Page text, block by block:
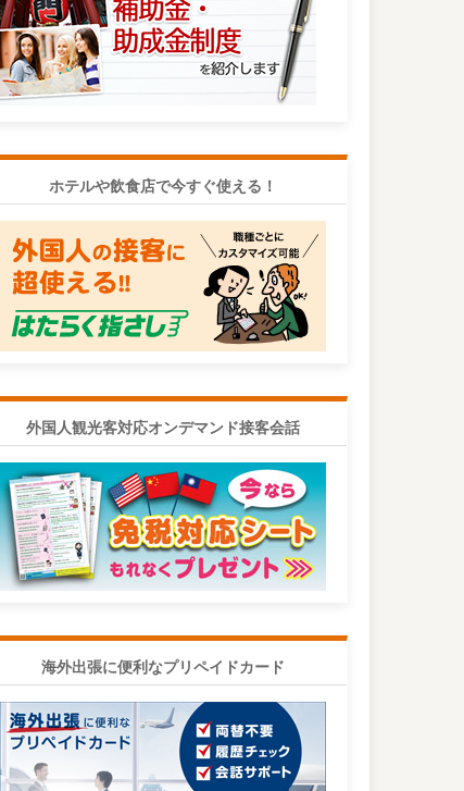
ホテルや飲食店で今すぐ使える！
外国人観光客対応オンデマンド接客会話
海外出張に便利なプリペイドカード